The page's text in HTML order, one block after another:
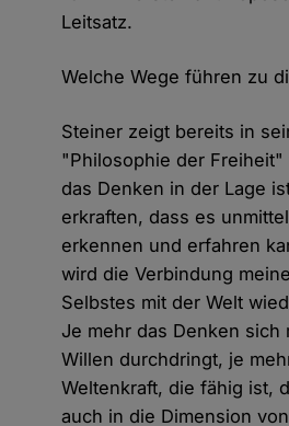
Leitsatz.
Welche Wege führen zu
Steiner zeigt bereits in
"Philosophie der Freiheit"
das Denken in der Lage
erkraften, dass es
erkennen und erfahren
wird die Verbindung
Selbstes mit der Welt
Je mehr das Denken sich
Willen durchdringt, je
Weltenkraft, die fähig ist,
auch in die Dimension